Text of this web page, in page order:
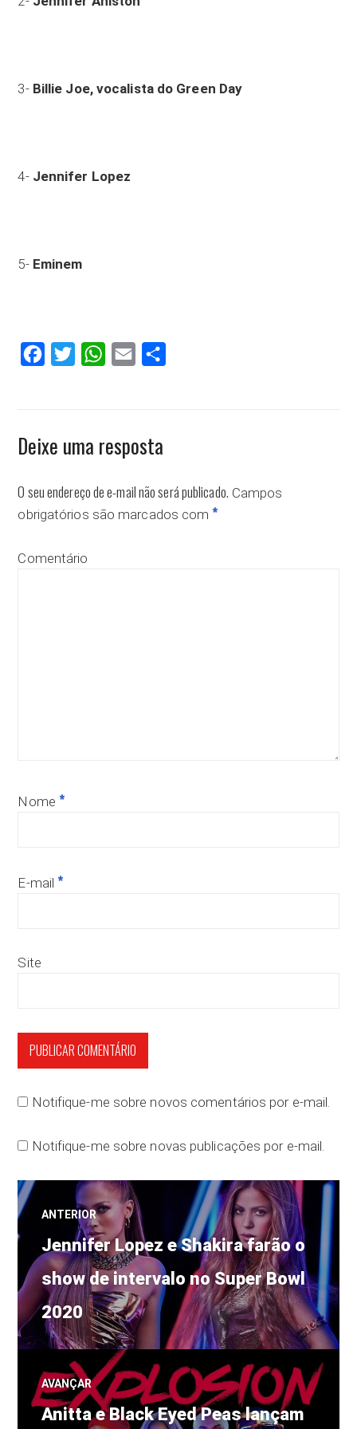
3- Billie Joe, vocalista do Green Day
4- Jennifer Lopez
5- Eminem
FacebookTwitter WhatsApp
Email
Deixe uma resposta
O seu endereço de e-mail não será publicado. Campos
obrigatórios são marcados com *
Comentário
Nome *
E-mail *
Site
Notifique-me sobre novos comentários por e-mail.
Notifique-me sobre novas publicações por e-mail.
Navegação
de
Post
ANTERIOR
Post
anterior:
Jennifer Lopez e Shakira farão o
show de intervalo no Super Bowl
2020
AVANÇAR
Próximo
Anitta e Black Eyed Peas lançam